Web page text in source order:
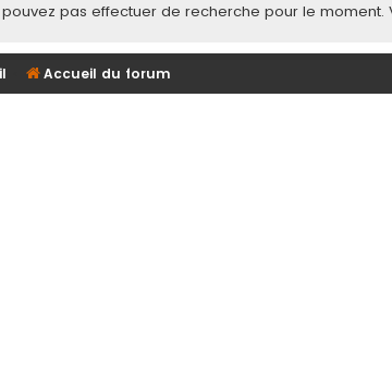
pas effectuer de recherche pour le moment.
Accueil du forum